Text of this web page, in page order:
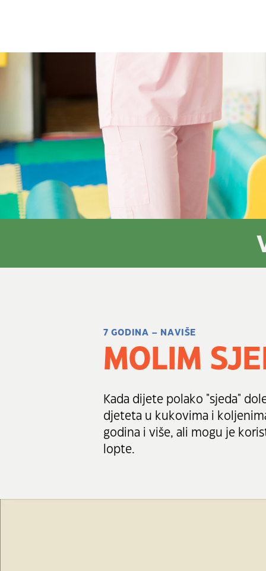
7 GODINA – NAVIŠE
MOLIM
Kada dijete polako "sjeda"
djeteta u kukovima i
godina i više, ali mogu je
lopte.